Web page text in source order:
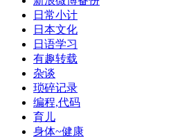
日常小计
日本文化
日语学习
有趣转载
杂谈
琐碎记录
编程,代码
育儿
身体~健康